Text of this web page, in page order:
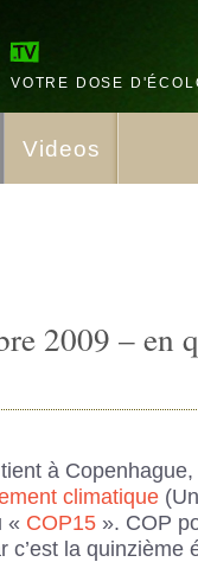
VOTRE DOSE
Videos
2009 – en
à
climatique
« COP15 ». COP
c’est la quinzième